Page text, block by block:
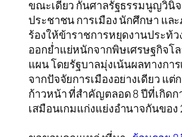
ขณะเดียว กันศาลรัฐธรรมนูญวินิ
ประชาชน การเมือง นักศึกษา แล
ร้องให้ข้าราชการหยุดงานประท้ว
ออกย่ำแย่หนักจากพิษเศรษฐกิจโ
แผน โดยรัฐบาลมุ่งเน้นผลทางกา
จากปัจจัยการเมืองอย่างเดียว แ
ก้าวหน้า ที่สำคัญตลอด 8 ปีที่เกิด
เสมือนเกมแก่งแย่งอำนาจกันขอ